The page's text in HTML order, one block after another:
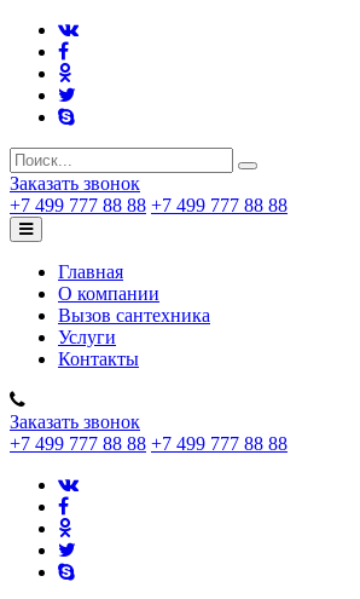
Заказать звонок
+7 499 777 88 88 +7 499 777 88 88
Главная
О компании
Вызов сантехника
Услуги
Контакты
Заказать звонок
+7 499 777 88 88 +7 499 777 88 88